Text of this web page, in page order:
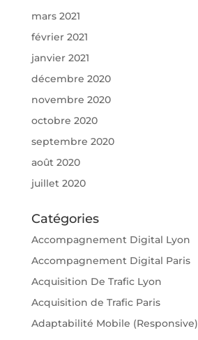
mars 2021
février 2021
janvier 2021
décembre 2020
novembre 2020
octobre 2020
septembre 2020
août 2020
juillet 2020
Catégories
Accompagnement Digital Lyon
Accompagnement Digital Paris
Acquisition De Trafic Lyon
Acquisition de Trafic Paris
Adaptabilité Mobile (Responsive)